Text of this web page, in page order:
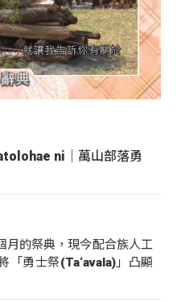
ni｜萬山部落勇
月的祭典，現今配合族人工
「勇士祭(Ta‘avala)」凸顯